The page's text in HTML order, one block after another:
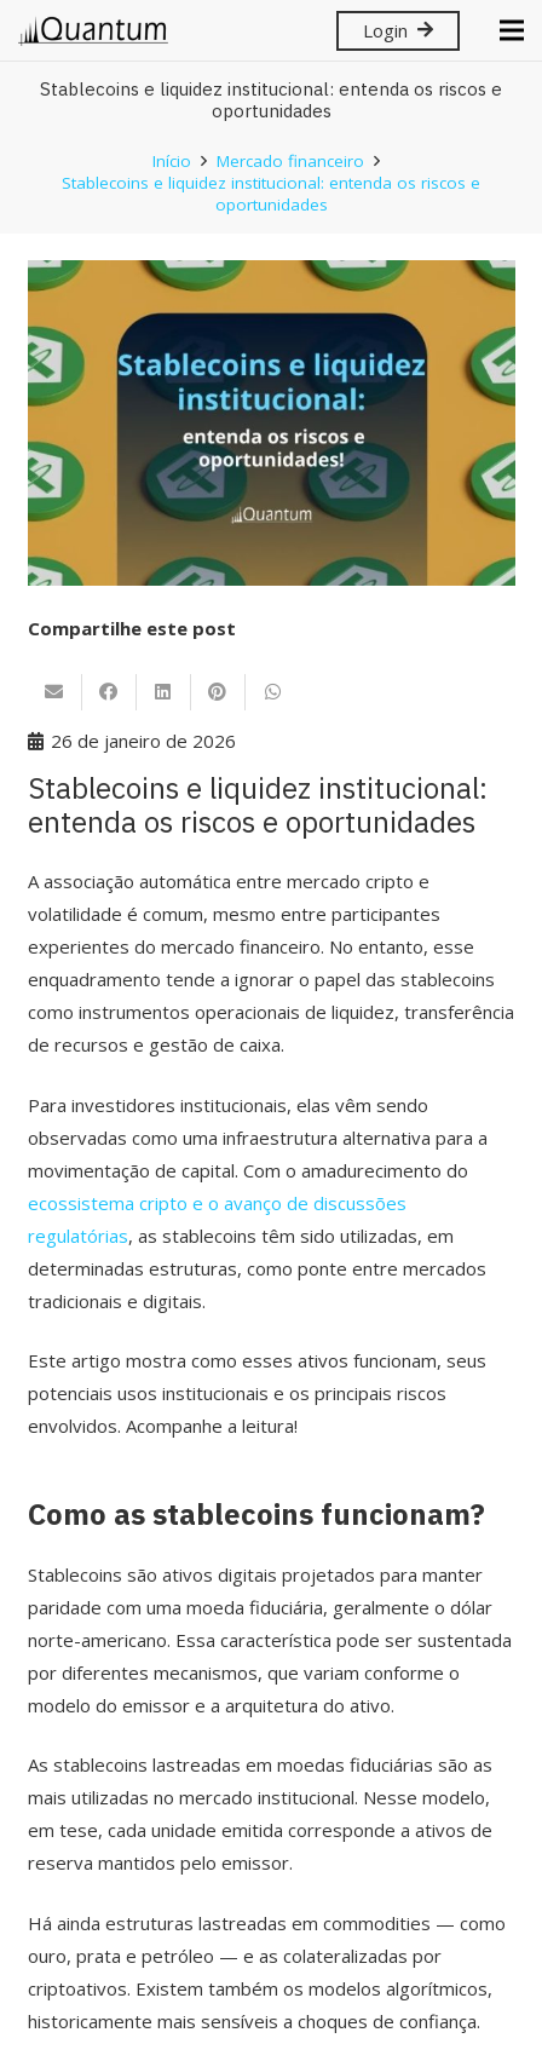
Login
Stablecoins e liquidez institucional: entenda os riscos e
oportunidades
Início
Mercado financeiro
Stablecoins e liquidez institucional: entenda os riscos e
oportunidades
Compartilhe este post
26 de janeiro de 2026
Stablecoins e liquidez institucional:
entenda os riscos e oportunidades
A associação automática entre mercado cripto e
volatilidade é comum, mesmo entre participantes
experientes do mercado financeiro. No entanto, esse
enquadramento tende a ignorar o papel das stablecoins
como instrumentos operacionais de liquidez, transferência
de recursos e gestão de caixa.
Para investidores institucionais, elas vêm sendo
observadas como uma infraestrutura alternativa para a
movimentação de capital. Com o amadurecimento do
ecossistema cripto e o avanço de discussões
regulatórias, as stablecoins têm sido utilizadas, em
determinadas estruturas, como ponte entre mercados
tradicionais e digitais.
Este artigo mostra como esses ativos funcionam, seus
potenciais usos institucionais e os principais riscos
envolvidos. Acompanhe a leitura!
Como as stablecoins funcionam?
Stablecoins são ativos digitais projetados para manter
paridade com uma moeda fiduciária, geralmente o dólar
norte-americano. Essa característica pode ser sustentada
por diferentes mecanismos, que variam conforme o
modelo do emissor e a arquitetura do ativo.
As stablecoins lastreadas em moedas fiduciárias são as
mais utilizadas no mercado institucional. Nesse modelo,
em tese, cada unidade emitida corresponde a ativos de
reserva mantidos pelo emissor.
Há ainda estruturas lastreadas em commodities — como
ouro, prata e petróleo — e as colateralizadas por
criptoativos. Existem também os modelos algorítmicos,
historicamente mais sensíveis a choques de confiança.